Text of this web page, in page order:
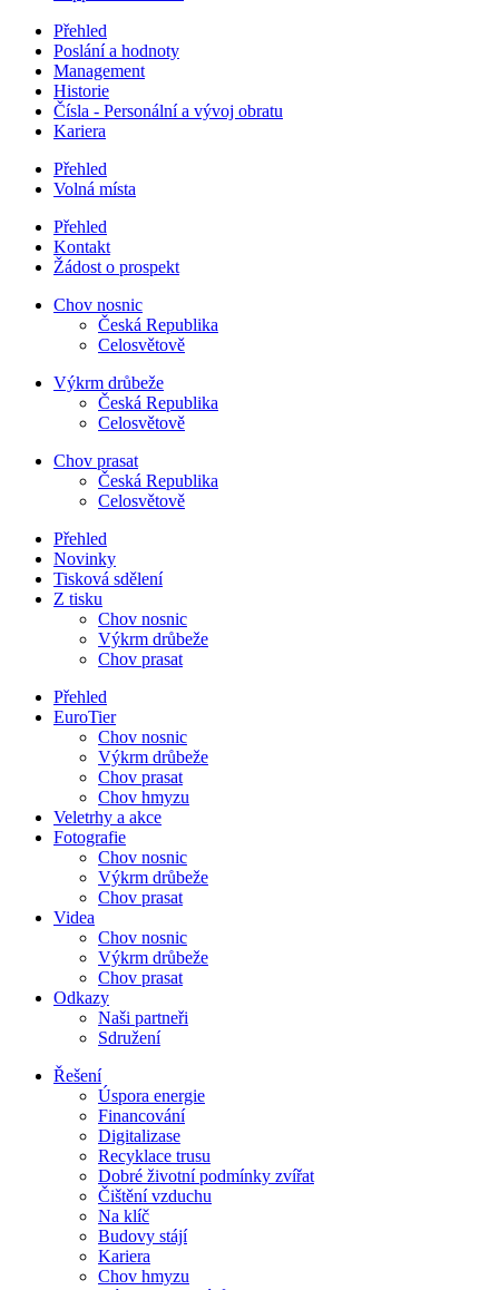
Přehled
Poslání a hodnoty
Management
Historie
Čísla - Personální a vývoj obratu
Kariera
Přehled
Volná místa
Přehled
Kontakt
Žádost o prospekt
Chov nosnic
Česká Republika
Celosvětově
Výkrm drůbeže
Česká Republika
Celosvětově
Chov prasat
Česká Republika
Celosvětově
Přehled
Novinky
Tisková sdělení
Z tisku
Chov nosnic
Výkrm drůbeže
Chov prasat
Přehled
EuroTier
Chov nosnic
Výkrm drůbeže
Chov prasat
Chov hmyzu
Veletrhy a akce
Fotografie
Chov nosnic
Výkrm drůbeže
Chov prasat
Videa
Chov nosnic
Výkrm drůbeže
Chov prasat
Odkazy
Naši partneři
Sdružení
Řešení
Úspora energie
Financování
Digitalizase
Recyklace trusu
Dobré životní podmínky zvířat
Čištění vzduchu
Na klíč
Budovy stájí
Kariera
Chov hmyzu